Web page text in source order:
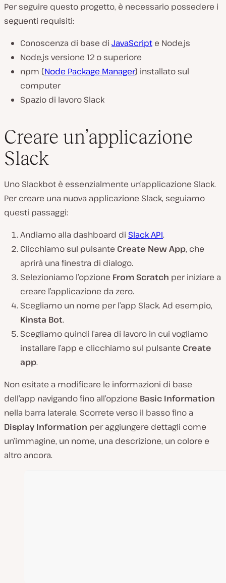
Per seguire questo progetto, è necessario possedere i
seguenti requisiti:
Conoscenza di base di JavaScript e Node.js
Node.js versione 12 o superiore
npm (Node Package Manager) installato sul
computer
Spazio di lavoro Slack
Creare un’applicazione
Slack
Uno Slackbot è essenzialmente un’applicazione Slack.
Per creare una nuova applicazione Slack, seguiamo
questi passaggi:
Andiamo alla dashboard di Slack API.
Clicchiamo sul pulsante Create New App, che
aprirà una finestra di dialogo.
Selezioniamo l’opzione From Scratch per iniziare a
creare l’applicazione da zero.
Scegliamo un nome per l’app Slack. Ad esempio,
Kinsta Bot.
Scegliamo quindi l’area di lavoro in cui vogliamo
installare l’app e clicchiamo sul pulsante Create
app.
Non esitate a modificare le informazioni di base
dell’app navigando fino all’opzione Basic Information
nella barra laterale. Scorrete verso il basso fino a
Display Information per aggiungere dettagli come
un’immagine, un nome, una descrizione, un colore e
altro ancora.